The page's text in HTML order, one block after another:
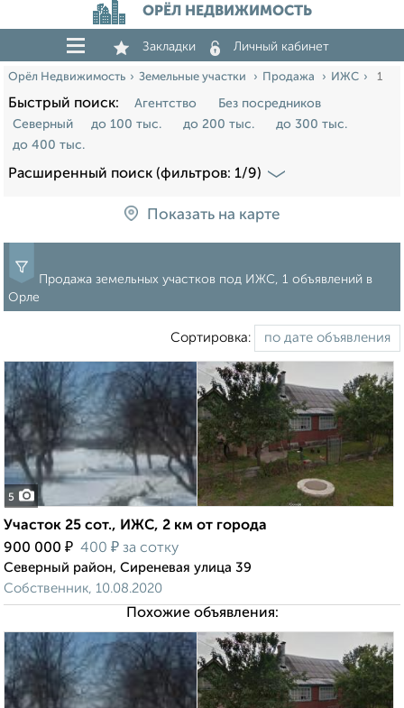
ОРЁЛ НЕДВИЖИМОСТЬ
Закладки Личный кабинет
Орёл Недвижимость Земельные участки Продажа ИЖС 1
Быстрый поиск: Агентство
Без посредников
Северный
до 100 тыс. до 200 тыс.
до 300 тыс.
до 400 тыс.
Расширенный поиск (фильтров: 1/9)
Показать на карте
Продажа земельных участков под ИЖС, 1 объявлений в
Орле
Сортировка:
5
Участок 25 сот., ИЖС, 2 км от города
900 000 ₽ 400 ₽ за сотку
Северный район, Сиреневая улица 39
Собственник, 10.08.2020
Похожие объявления: